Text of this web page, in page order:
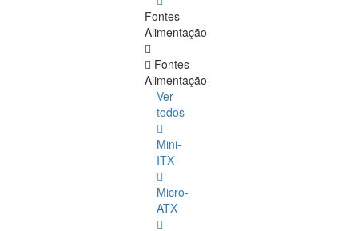
Fontes
Alimentação
Fontes
Alimentação
Ver
todos
Mini-
ITX
Micro-
ATX